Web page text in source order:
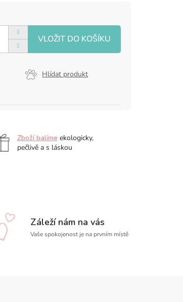
Hlídat produkt
Zboží balíme ekologicky,
pečlivě a s láskou
Záleží nám na vás
Vaše spokojenost je na prvním místě